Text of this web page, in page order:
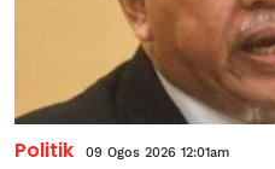
Politik 09 Ogos 2026 12:01am